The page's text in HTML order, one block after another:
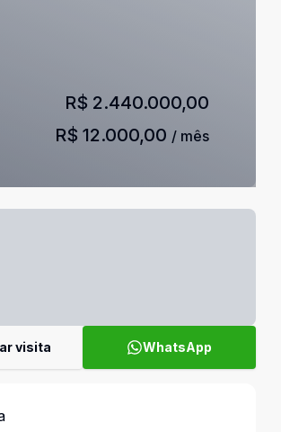
R$ 2.440.000,00
R$ 12.000,00 / mês
visita WhatsApp